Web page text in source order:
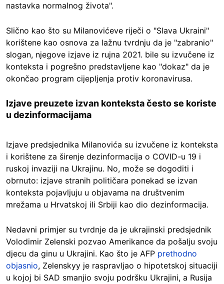
nastavka normalnog života".
Slično kao što su Milanovićeve riječi o "Slava Ukraini"
korištene kao osnova za lažnu tvrdnju da je "zabranio"
slogan, njegove izjave iz rujna 2021. bile su izvučene iz
konteksta i pogrešno predstavljene kao "dokaz" da je
okončao program cijepljenja protiv koronavirusa.
Izjave preuzete izvan konteksta često se koriste
u dezinformacijama
Izjave predsjednika Milanovića su izvučene iz konteksta
i korištene za širenje dezinformacija o COVID-u 19 i
ruskoj invaziji na Ukrajinu. No, može se dogoditi i
obrnuto: izjave stranih političara ponekad se izvan
konteksta pojavljuju u objavama na društvenim
mrežama u Hrvatskoj ili Srbiji kao dio dezinformacija.
Nedavni primjer su tvrdnje da je ukrajinski predsjednik
Volodimir Zelenski pozvao Amerikance da pošalju svoju
djecu da ginu u Ukrajini. Kao što je AFP prethodno
objasnio, Zelenskyy je raspravljao o hipotetskoj situaciji
u kojoj bi SAD smanjio svoju podršku Ukrajini, a Rusija